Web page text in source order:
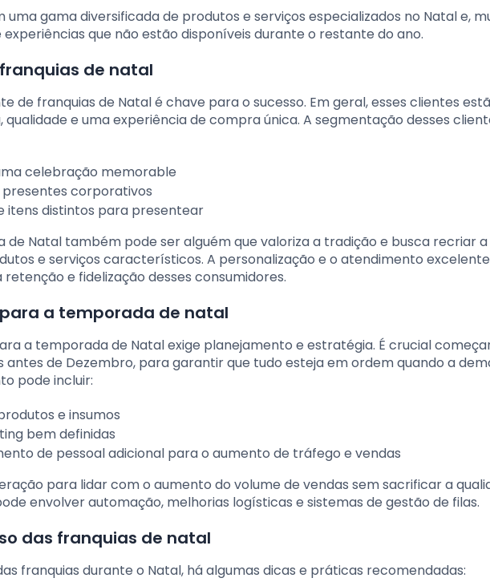
uma gama diversificada de produtos e serviços especializados no Natal e,
que não estão disponíveis durante o restante do ano.
de natal
de franquias de Natal é chave para o sucesso. Em geral, esses clientes
e uma experiência de compra única. A segmentação desses
celebração memorable
corporativos
itens distintos para presentear
de Natal também pode ser alguém que valoriza a tradição e busca recriar
e serviços característicos. A personalização e o atendimento
e fidelização desses consumidores.
a temporada de natal
a temporada de Natal exige planejamento e estratégia. É crucial
antes de Dezembro, para garantir que tudo esteja em ordem quando a
pode incluir:
e insumos
bem definidas
de pessoal adicional para o aumento de tráfego e vendas
para lidar com o aumento do volume de vendas sem sacrificar a
envolver automação, melhorias logísticas e sistemas de gestão de filas.
das franquias de natal
franquias durante o Natal, há algumas dicas e práticas recomendadas: